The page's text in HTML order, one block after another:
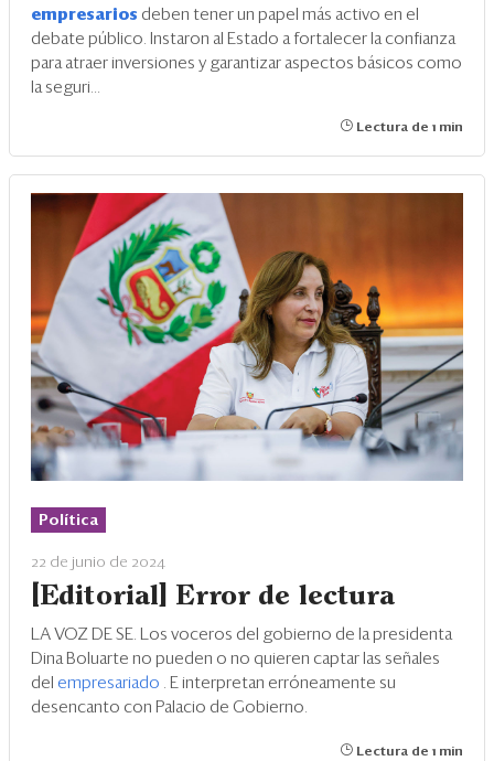
empresarios deben tener un papel más activo en el
debate público. Instaron al Estado a fortalecer la confianza
para atraer inversiones y garantizar aspectos básicos como
la seguri...
Lectura de 1 min
Política
22 de junio de 2024
[Editorial] Error de lectura
LA VOZ DE SE. Los voceros del gobierno de la presidenta
Dina Boluarte no pueden o no quieren captar las señales
del empresariado . E interpretan erróneamente su
desencanto con Palacio de Gobierno.
Lectura de 1 min